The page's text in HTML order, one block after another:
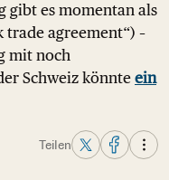
gibt es momentan als
agreement“) –
mit noch
Schweiz könnteein
Teilen